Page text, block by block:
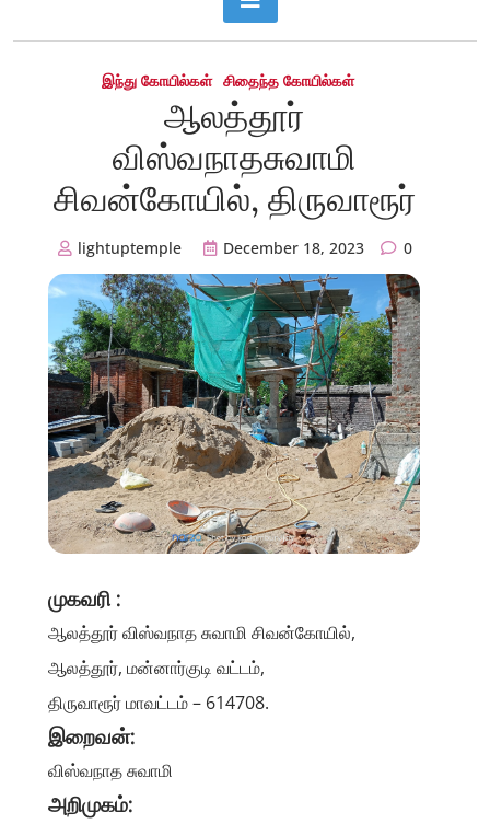
இந்து கோயில்கள் சிதைந்த கோயில்கள்
ஆலத்தூர்
விஸ்வநாதசுவாமி
சிவன்கோயில், திருவாரூர்
lightuptemple December 18, 2023 0
முகவரி :
ஆலத்தூர் விஸ்வநாத சுவாமி சிவன்கோயில்,
ஆலத்தூர், மன்னார்குடி வட்டம்,
திருவாரூர் மாவட்டம் – 614708.
இறைவன்:
விஸ்வநாத சுவாமி
அறிமுகம்: